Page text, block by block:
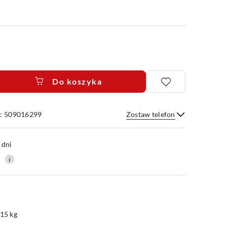
Do koszyka
509016299 Zostaw telefon
Wyślij
dni
kg